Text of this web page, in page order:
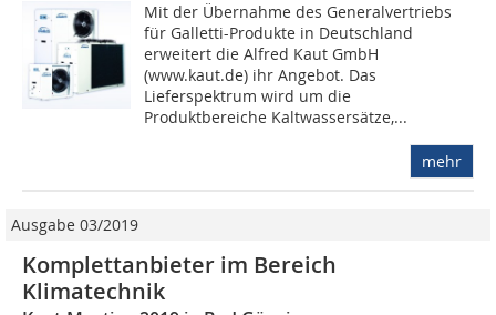
Mit der Übernahme des Generalvertriebs
für Galletti-Produkte in Deutschland
erweitert die Alfred Kaut GmbH
(www.kaut.de) ihr Angebot. Das
Lieferspektrum wird um die
Produktbereiche Kaltwassersätze,...
mehr
Ausgabe 03/2019
Komplettanbieter im Bereich
Klimatechnik